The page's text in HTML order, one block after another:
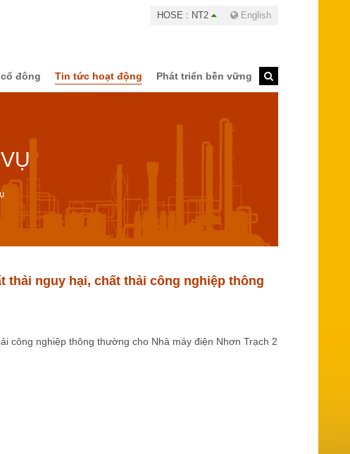
HOSE : NT2 English
đông Tin tức hoạt động Phát triển bền vững
thải nguy hại, chất thải công nghiệp thông
công nghiệp thông thường cho Nhà máy điện Nhơn Trạch 2